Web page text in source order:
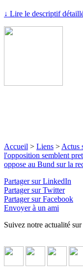
↓ Lire le descriptif
Accueil > Liens > Actus
l'opposition semblent
oppose au Bund sur la
Partager sur LinkedIn
Partager sur Twitter
Partager sur Facebook
Envoyer à un ami
Suivez notre actualité